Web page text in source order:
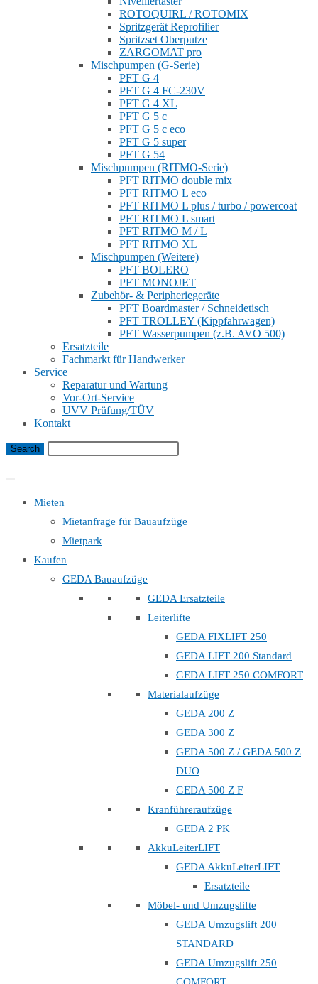
ROTOQUIRL / ROTOMIX
Spritzgerät Reprofilier
Spritzset Oberputze
ZARGOMAT pro
Mischpumpen (G-Serie)
PFT G 4
PFT G 4 FC-230V
PFT G 4 XL
PFT G 5 c
PFT G 5 c eco
PFT G 5 super
PFT G 54
Mischpumpen (RITMO-Serie)
PFT RITMO double mix
PFT RITMO L eco
PFT RITMO L plus / turbo / powercoat
PFT RITMO L smart
PFT RITMO M / L
PFT RITMO XL
Mischpumpen (Weitere)
PFT BOLERO
PFT MONOJET
Zubehör- & Peripheriegeräte
PFT Boardmaster / Schneidetisch
PFT TROLLEY (Kippfahrwagen)
PFT Wasserpumpen (z.B. AVO 500)
Ersatzteile
Fachmarkt für Handwerker
Service
Reparatur und Wartung
Vor-Ort-Service
UVV Prüfung/TÜV
Kontakt
Mieten
Mietanfrage für Bauaufzüge
Mietpark
Kaufen
GEDA Bauaufzüge
GEDA Ersatzteile
Leiterlifte
GEDA FIXLIFT 250
GEDA LIFT 200 Standard
GEDA LIFT 250 COMFORT
Materialaufzüge
GEDA 200 Z
GEDA 300 Z
GEDA 500 Z / GEDA 500 Z
DUO
GEDA 500 Z F
Kranführeraufzüge
GEDA 2 PK
AkkuLeiterLIFT
GEDA AkkuLeiterLIFT
Ersatzteile
Möbel- und Umzugslifte
GEDA Umzugslift 200
STANDARD
GEDA Umzugslift 250